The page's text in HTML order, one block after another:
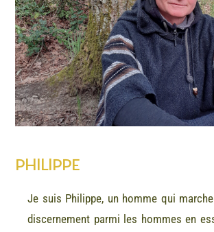
PHILIPPE
Je suis Philippe, un homme qui
discernement parmi les hommes en